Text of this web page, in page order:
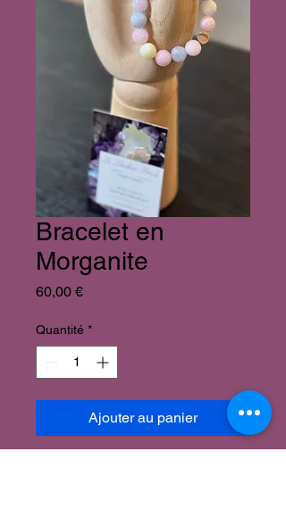
Bracelet en
Morganite
60,00 €Prix
Quantité *
Ajouter au panier